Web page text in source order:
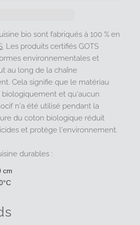
bio sont fabriqués à 100 % en
. Les produits certifiés GOTS
environnementales et
au long de la chaîne
Cela signifie que le matériau
et qu'aucun
n'a été utilisé pendant la
du coton biologique réduit
et protège l'environnement.
durables :
cm